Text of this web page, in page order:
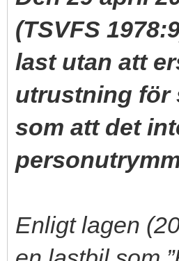
(TSVFS
last utan att
utrustning för
som att det
Enligt lagen